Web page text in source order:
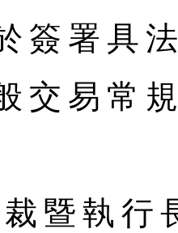
簽署具
交易常
暨執行